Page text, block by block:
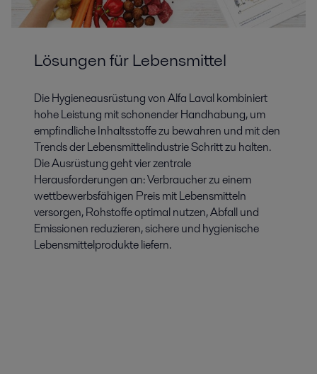
Lösungen für Lebensmittel
Die Hygieneausrüstung von Alfa Laval kombiniert
hohe Leistung mit schonender Handhabung, um
empfindliche Inhaltsstoffe zu bewahren und mit den
Trends der Lebensmittelindustrie Schritt zu halten.
Die Ausrüstung geht vier zentrale
Herausforderungen an: Verbraucher zu einem
wettbewerbsfähigen Preis mit Lebensmitteln
versorgen, Rohstoffe optimal nutzen, Abfall und
Emissionen reduzieren, sichere und hygienische
Lebensmittelprodukte liefern.